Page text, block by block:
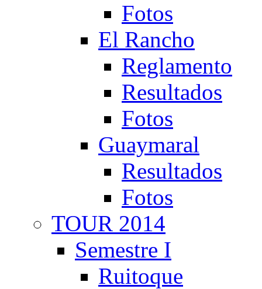
Fotos
El Rancho
Reglamento
Resultados
Fotos
Guaymaral
Resultados
Fotos
TOUR 2014
Semestre I
Ruitoque